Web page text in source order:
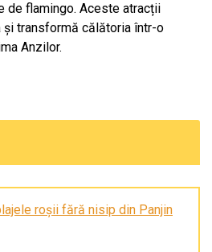
de flamingo. Aceste atracții
transformă călătoria într-o
Anzilor.
roșii fără nisip din Panjin